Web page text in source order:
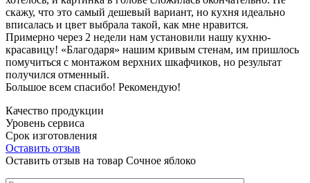
скажу, что это самый дешевый вариант, но кухня идеально
вписалась и цвет выбрала такой, как мне нравится.
Примерно через 2 недели нам установили нашу кухню-
красавицу! «Благодаря» нашим кривым стенам, им пришлось
помучиться с монтажом верхних шкафчиков, но результат
получился отменный.
Большое всем спасибо! Рекомендую!
Качество продукции
Уровень сервиса
Срок изготовления
Оставить отзыв
Оставить отзыв на товар Сочное яблоко